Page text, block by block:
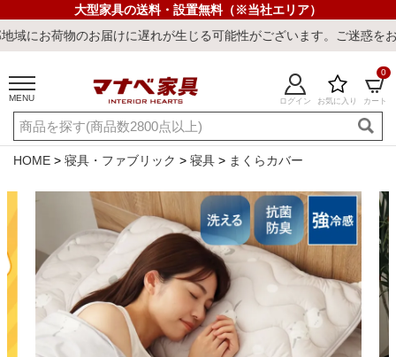
大型家具の送料・設置無料（※当社エリア）
届けに遅れが生じる可能性がございます。ご迷惑をおかけしまして
MENU ログイン お気に入り カート
0
ご利用ガイド 新規会員登録
店舗一覧 閲覧履歴
キーワード・商品番号で探す
HOME 寝具・ファブリック 寝具 まくらカバー